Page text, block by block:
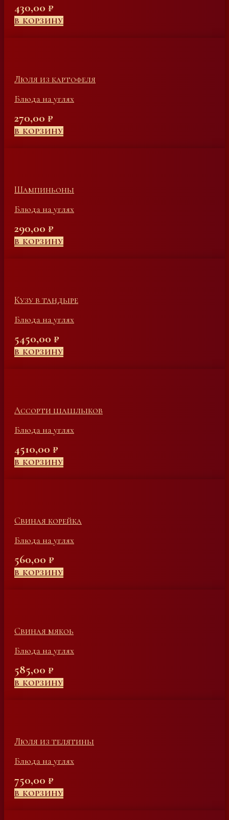
430,00 ₽
В КОРЗИНУ
Люля из картофеля
Блюда на углях
270,00 ₽
В КОРЗИНУ
Шампиньоны
Блюда на углях
290,00 ₽
В КОРЗИНУ
Кузу в тандыре
Блюда на углях
5450,00 ₽
В КОРЗИНУ
Ассорти шашлыков
Блюда на углях
4510,00 ₽
В КОРЗИНУ
Свиная корейка
Блюда на углях
560,00 ₽
В КОРЗИНУ
Свиная мякоь
Блюда на углях
585,00 ₽
В КОРЗИНУ
Люля из телятины
Блюда на углях
750,00 ₽
В КОРЗИНУ